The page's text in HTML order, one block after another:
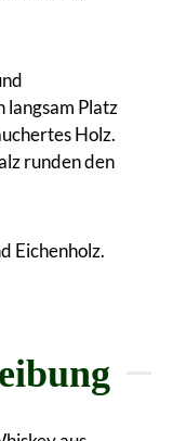
langsam Platz
Holz.
runden den
Eichenholz.